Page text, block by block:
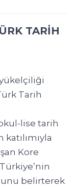
TARİH
Tarih
lise tarih
Kore
belirterek